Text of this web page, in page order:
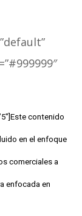
contenido
en el enfoque
comerciales a
enfocada en